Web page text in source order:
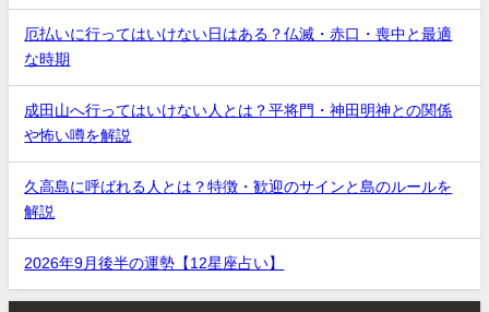
厄払いに行ってはいけない日はある？仏滅・赤口・喪中と最適
な時期
成田山へ行ってはいけない人とは？平将門・神田明神との関係
や怖い噂を解説
久高島に呼ばれる人とは？特徴・歓迎のサインと島のルールを
解説
2026年9月後半の運勢【12星座占い】